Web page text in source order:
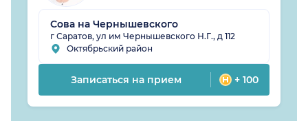
Сова на Чернышевского
г Саратов, ул им Чернышевского Н.Г., д 112
Октябрьский район
Записаться на прием + 100